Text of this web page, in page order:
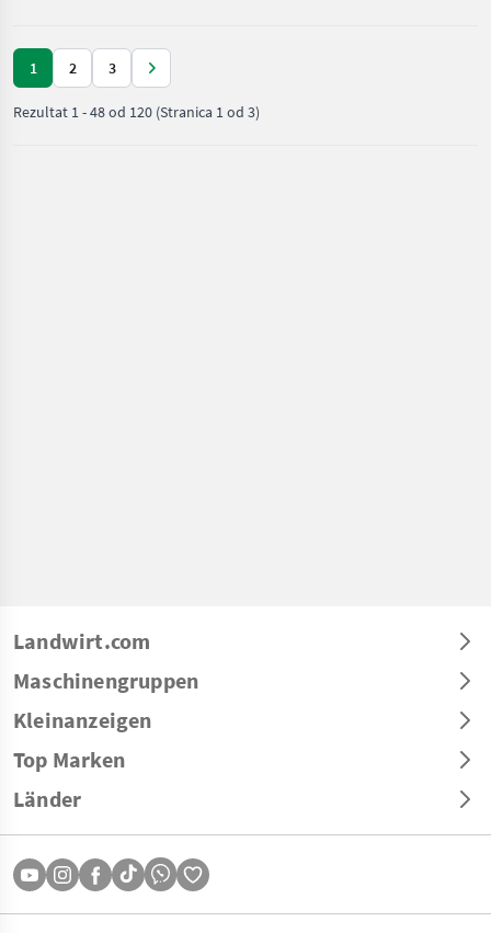
1 2 3
Rezultat 1-48od 120 (Stranica 1 od 3)
Landwirt.com
Maschinengruppen
Kleinanzeigen
Top Marken
Länder